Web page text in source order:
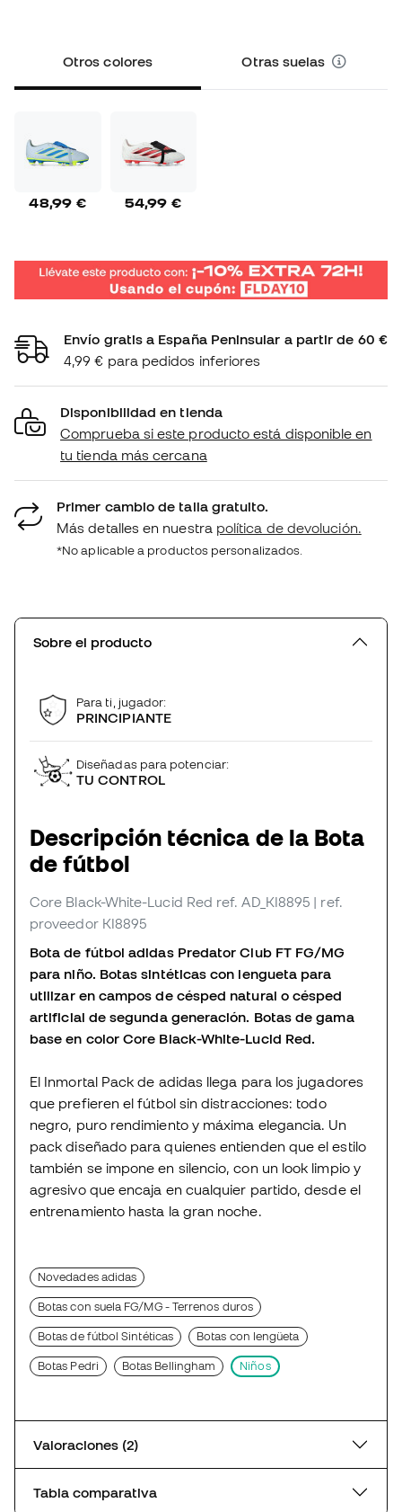
Otros colores Otras suelas
48,99 € 54,99 €
Envío gratis a España Peninsular a partir de 60 €
4,99 € para pedidos inferiores
Disponibilidad en tienda
Comprueba si este producto está disponible en
tu tienda más cercana
Primer cambio de talla gratuito.
Más detalles en nuestra política de devolución.
*No aplicable a productos personalizados.
Sobre el producto
Para ti, jugador:
PRINCIPIANTE
Diseñadas para potenciar:
TU CONTROL
Descripción técnica de la Bota
de fútbol
Core Black-White-Lucid Red ref. AD_KI8895 | ref.
proveedor KI8895
Bota de fútbol adidas Predator Club FT FG/MG
para niño. Botas sintéticas con lengueta para
utilizar en campos de césped natural o césped
artificial de segunda generación. Botas de gama
base en color Core Black-White-Lucid Red.
El Inmortal Pack de adidas llega para los jugadores
que prefieren el fútbol sin distracciones: todo
negro, puro rendimiento y máxima elegancia. Un
pack diseñado para quienes entienden que el estilo
también se impone en silencio, con un look limpio y
agresivo que encaja en cualquier partido, desde el
entrenamiento hasta la gran noche.
Novedades adidas
Botas con suela FG/MG - Terrenos duros
Botas de fútbol Sintéticas Botas con lengüeta
Botas Pedri Botas Bellingham Niños
Valoraciones (2)
Tabla comparativa